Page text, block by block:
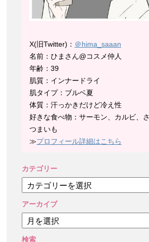
X(旧Twitter)： ＠hima_saaan
名前：ひまさん@コスメ仲人
年齢：39
肌質：インナードライ
肌タイプ：ブルベ夏
体質：汗っかきだけど冷え性
好きな食べ物：サーモン、カルビ、さ
つまいも
≫プロフィール詳細はこちら
カテゴリー
テ
ゴ
リ
ー
アーカイブ
ア
ー
カ
検索